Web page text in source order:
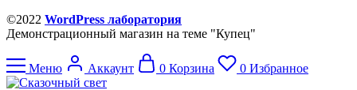
©2022 WordPress лаборатория
Демонстрационный магазин на теме "Купец"
Меню Аккаунт 0 Корзина 0 Избранное